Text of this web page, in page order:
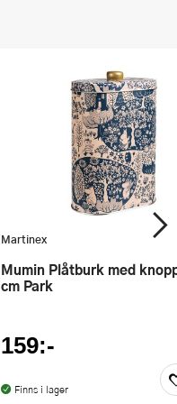
Martinex
Mumin Plåtburk med knopp 7x13
cm Park
159:-
Finns i lager